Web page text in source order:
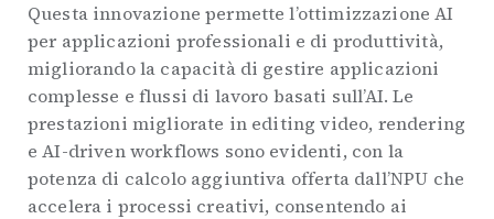
Questa innovazione permette l’ottimizzazione AI
per applicazioni professionali e di produttività,
migliorando la capacità di gestire applicazioni
complesse e flussi di lavoro basati sull’AI. Le
prestazioni migliorate in editing video, rendering
e AI-driven workflows sono evidenti, con la
potenza di calcolo aggiuntiva offerta dall’NPU che
accelera i processi creativi, consentendo ai